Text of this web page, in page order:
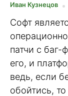
Иван Кузнецов
Софт
патчи с баг-
его, и
ведь, если
обойтись,